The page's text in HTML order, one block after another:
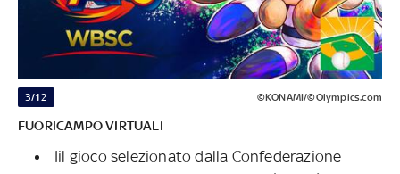
3/12 ©KONAMI/©Olympics.com
FUORICAMPO VIRTUALI
Iil gioco selezionato dalla Confederazione